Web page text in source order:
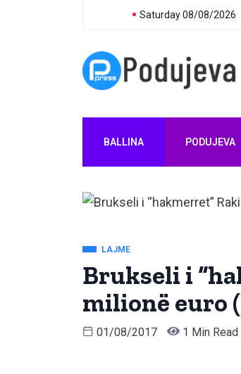
Saturday 08/08/2026
BALLINA PODUJEVA
LAJME
Brukseli i
milionë euro
01/08/2017 1 Min Read